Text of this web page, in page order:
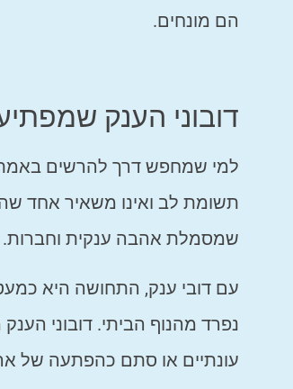
הם מונחים.
דובוני הענק
למי שמחפש דרך להרשים
תשומת לב ואינו משאיר אחד
שמסמלת אהבה ענקית וחברות.
עם דובי ענק, התחושה היא
נפרד מהנוף הביתי. דובוני
עונתיים או סתם כהפתעה של